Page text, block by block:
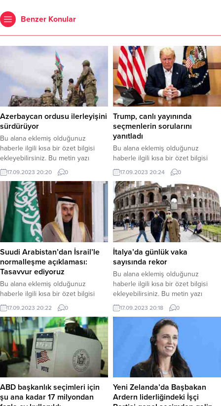
Benzer Konular
Azerbaycan ordusu ilerleyişini
sürdürüyor
Bu alana eklemiş olduğunuz
haberle ilgili kısa bir özet bilgisi
ekleyebilirsiniz. Bu metin yazı
düzenleme sayfasında “Özet”
bölümünden eklenebilir. Özet
eklenmişse başlık altında kalın
olarak bu şekilde gösterilir,
eklenmemişse bu alan boş kalır.
17.09.2023 20:20 0
Trump, canlı yayınında
seçmenlerin sorularını
yanıtladı
Bu alana eklemiş olduğunuz
haberle ilgili kısa bir özet bilgisi
ekleyebilirsiniz. Bu metin yazı
düzenleme sayfasında “Özet”
bölümünden eklenebilir. Özet
eklenmişse başlık altında kalın
olarak bu şekilde gösterilir,
eklenmemişse bu alan boş kalır.
17.09.2023 20:24 0
Suudi Arabistan’dan İsrail’le
normalleşme açıklaması:
Tasavvur ediyoruz
Bu alana eklemiş olduğunuz
haberle ilgili kısa bir özet bilgisi
ekleyebilirsiniz. Bu metin yazı
düzenleme sayfasında “Özet”
bölümünden eklenebilir. Özet
eklenmişse başlık altında kalın
olarak bu şekilde gösterilir,
eklenmemişse bu alan boş kalır.
17.09.2023 20:22 0
İtalya’da günlük vaka
sayısında rekor
Bu alana eklemiş olduğunuz
haberle ilgili kısa bir özet bilgisi
ekleyebilirsiniz. Bu metin yazı
düzenleme sayfasında “Özet”
bölümünden eklenebilir. Özet
eklenmişse başlık altında kalın
olarak bu şekilde gösterilir,
eklenmemişse bu alan boş kalır.
17.09.2023 20:18 0
ABD başkanlık seçimleri için
şu ana kadar 17 milyondan
Yeni Zelanda’da Başbakan
Ardern liderliğindeki İşçi